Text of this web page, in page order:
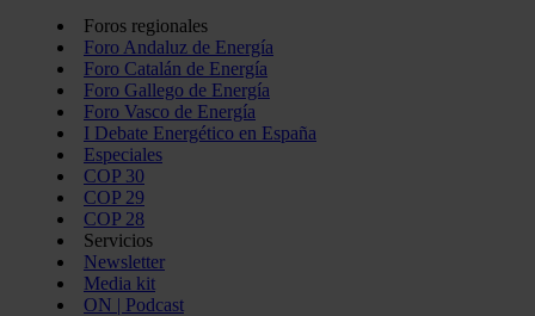
Foros regionales
Foro Andaluz de Energía
Foro Catalán de Energía
Foro Gallego de Energía
Foro Vasco de Energía
I Debate Energético en España
Especiales
COP 30
COP 29
COP 28
Servicios
Newsletter
Media kit
ON | Podcast